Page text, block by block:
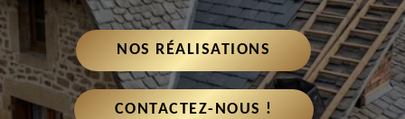
NOS RÉALISATIONS
CONTACTEZ-NOUS !